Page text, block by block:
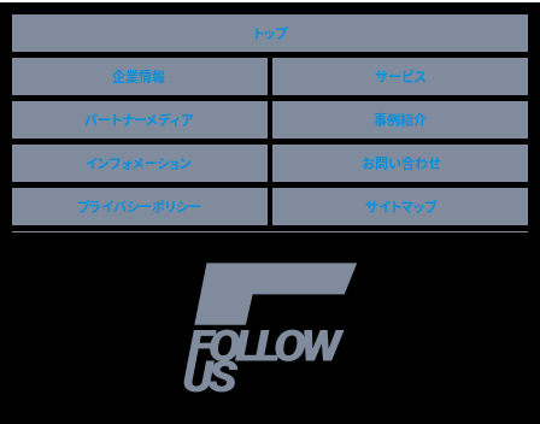
l
a
g
トップ
企業情報 サービス
パートナーメディア 事例紹介
インフォメーション お問い合わせ
プライバシーポリシー サイトマップ